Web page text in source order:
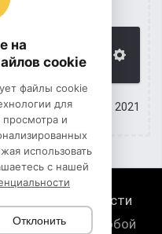
00:00
15 июнь 2021
звуки на любой
на
cookie
файлы cookie
для
и
использовать
с нашей
Отклонить